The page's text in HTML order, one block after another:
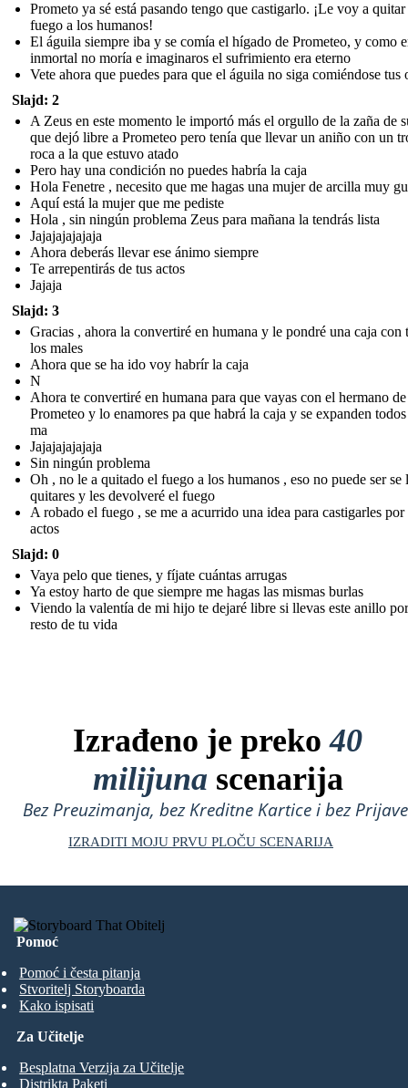
Prometo ya sé está pasando tengo que castigarlo. ¡Le voy a
fuego a los humanos!
El águila siempre iba y se comía el hígado de Prometeo, y como
inmortal no moría e imaginaros el sufrimiento era eterno
Vete ahora que puedes para que el águila no siga comiéndose tus
Slajd: 2
A Zeus en este momento le importó más el orgullo de la zaña de
que dejó libre a Prometeo pero tenía que llevar un aniño con un
roca a la que estuvo atado
Pero hay una condición no puedes habría la caja
Hola Fenetre , necesito que me hagas una mujer de arcilla muy
Aquí está la mujer que me pediste
Hola , sin ningún problema Zeus para mañana la tendrás lista
Jajajajajajaja
Ahora deberás llevar ese ánimo siempre
Te arrepentirás de tus actos
Jajaja
Slajd: 3
Gracias , ahora la convertiré en humana y le pondré una caja con
los males
Ahora que se ha ido voy habrír la caja
N
Ahora te convertiré en humana para que vayas con el hermano de
Prometeo y lo enamores pa que habrá la caja y se expanden
ma
Jajajajajajaja
Sin ningún problema
Oh , no le a quitado el fuego a los humanos , eso no puede ser se
quitares y les devolveré el fuego
A robado el fuego , se me a acurrido una idea para castigarles por
actos
Slajd: 0
Vaya pelo que tienes, y fíjate cuántas arrugas
Ya estoy harto de que siempre me hagas las mismas burlas
Viendo la valentía de mi hijo te dejaré libre si llevas este anillo
resto de tu vida
Izrađeno je preko40
milijuna scenarija
Bez Preuzimanja, bez Kreditne Kartice i bez
IZRADITI MOJU PRVU PLOČU SCENARIJA
Pomoć
Pomoć i česta pitanja
Stvoritelj Storyboarda
Kako ispisati
Za Učitelje
Besplatna Verzija za Učitelje
Distrikta Paketi